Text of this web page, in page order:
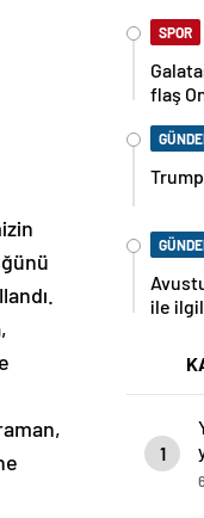
SPOR
flaş
ile
1